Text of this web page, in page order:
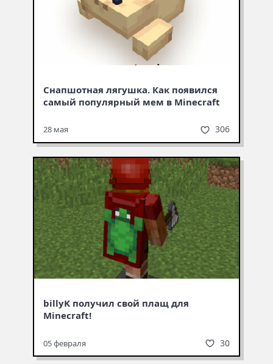
Снапшотная лягушка. Как появился
самый популярный мем в Minecraft
28 мая 306
billyK получил свой плащ для
Minecraft!
05 февраля 30